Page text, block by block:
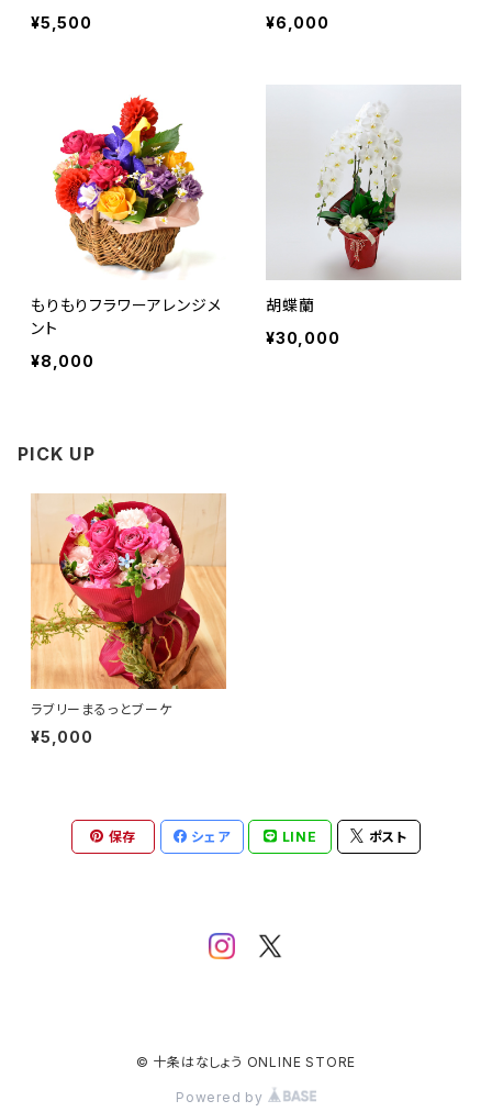
¥5,500
¥6,000
もりもりフラワーアレンジメ
ント
¥8,000
胡蝶蘭
¥30,000
PICK UP
ラブリーまるっとブーケ
¥5,000
保存 シェア LINE ポスト
© 十条はなしょう ONLINE STORE
Powered by